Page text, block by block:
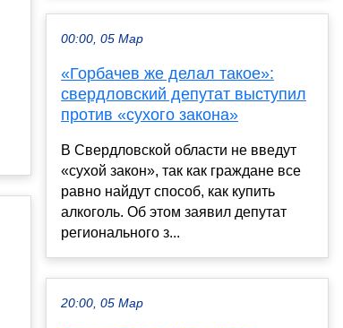
00:00, 05 Мар
«Горбачев же делал такое»:
свердловский депутат выступил
против «сухого закона»
В Свердловской области не введут
«сухой закон», так как граждане все
равно найдут способ, как купить
алкоголь. Об этом заявил депутат
регионального з...
20:00, 05 Мар